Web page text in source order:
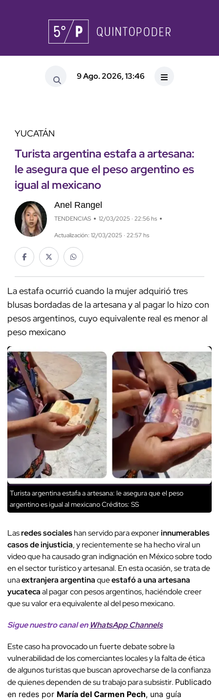
9 Ago. 2026, 13:46
YUCATÁN
Turista argentina estafa a artesana:
le asegura que el peso argentino es
igual al mexicano
Anel Rangel
TENDENCIAS 12/03/2025 · 22:56 hs
Actualización: 12/03/2025 · 22:57 hs
La estafa ocurrió cuando la mujer adquirió tres
blusas bordadas de la artesana y al pagar lo hizo con
pesos argentinos, cuyo equivalente real es menor al
peso mexicano
Turista argentina estafa a artesana: le asegura que el peso
argentino es igual al mexicanoCréditos: SS
Lasredes socialeshan servido para exponerinnumerables
casos de injusticia, y recientemente se ha hecho viral un
video que ha causado gran indignación en México sobre todo
en el sector turístico y artesanal. En esta ocasión, se trata de
unaextranjera argentinaqueestafó a una artesana
yucatecaal pagar con pesos argentinos, haciéndole creer
que su valor era equivalente al del peso mexicano.
Sigue nuestro canal en WhatsApp Channels
Este caso ha provocado un fuerte debate sobre la
vulnerabilidad de los comerciantes locales y la falta de ética
de algunos turistas que buscan aprovecharse de la confianza
de quienes dependen de su trabajo para subsistir. Publicado
en redes por María del Carmen Pech, una guía